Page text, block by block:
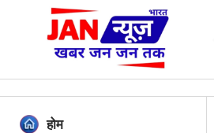
होम